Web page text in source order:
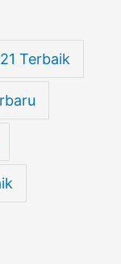
Terbaik